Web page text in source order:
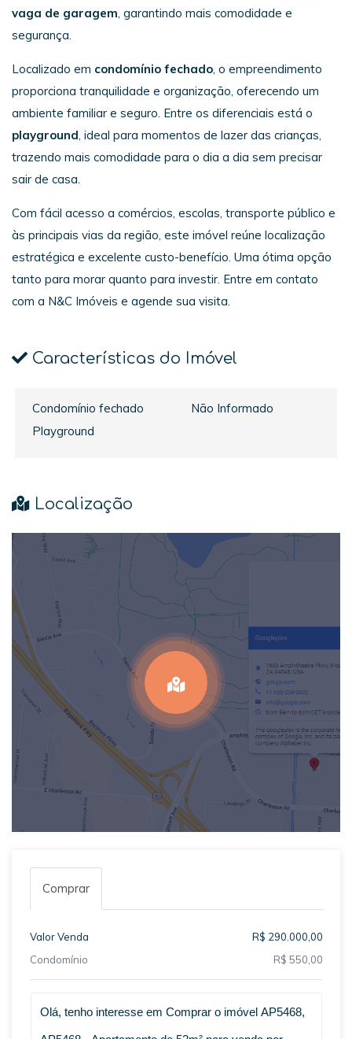
vaga de garagem, garantindo mais comodidade e
segurança.
Localizado em condomínio fechado, o empreendimento
proporciona tranquilidade e organização, oferecendo um
ambiente familiar e seguro. Entre os diferenciais está o
playground, ideal para momentos de lazer das crianças,
trazendo mais comodidade para o dia a dia sem precisar
sair de casa.
Com fácil acesso a comércios, escolas, transporte público e
às principais vias da região, este imóvel reúne localização
estratégica e excelente custo-benefício. Uma ótima opção
tanto para morar quanto para investir. Entre em contato
com a N&C Imóveis e agende sua visita.
Características do Imóvel
Condomínio fechado
Não Informado
Playground
Localização
Comprar
Valor Venda
R$ 290.000,00
Condomínio
R$ 550,00